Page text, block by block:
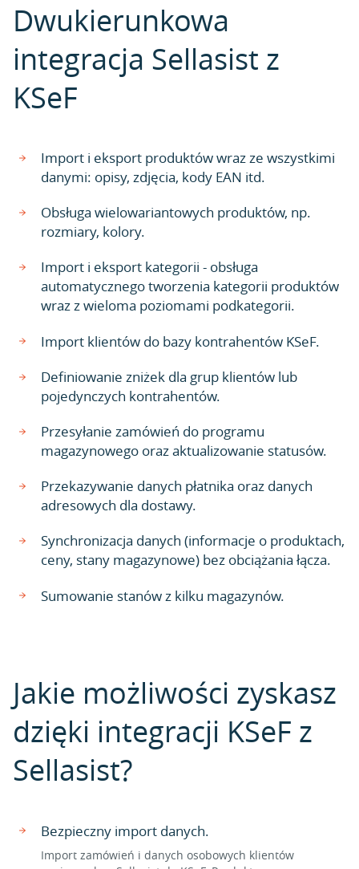
Dwukierunkowa
integracja Sellasist z
KSeF
Import i eksport produktów wraz ze wszystkimi
danymi: opisy, zdjęcia, kody EAN itd.
Obsługa wielowariantowych produktów, np.
rozmiary, kolory.
Import i eksport kategorii - obsługa
automatycznego tworzenia kategorii produktów
wraz z wieloma poziomami podkategorii.
Import klientów do bazy kontrahentów KSeF.
Definiowanie zniżek dla grup klientów lub
pojedynczych kontrahentów.
Przesyłanie zamówień do programu
magazynowego oraz aktualizowanie statusów.
Przekazywanie danych płatnika oraz danych
adresowych dla dostawy.
Synchronizacja danych (informacje o produktach,
ceny, stany magazynowe) bez obciążania łącza.
Sumowanie stanów z kilku magazynów.
Jakie możliwości zyskasz
dzięki integracji KSeF z
Sellasist?
Bezpieczny import danych.
Import zamówień i danych osobowych klientów